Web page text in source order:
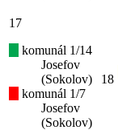
17
komunál 1/14
Josefov
(Sokolov)
komunál 1/7
Josefov
(Sokolov)
18